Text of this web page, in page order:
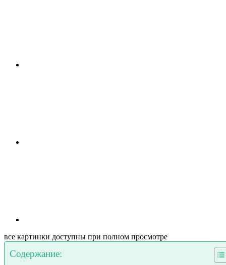
все картинки доступны при полном просмотре
Содержание: